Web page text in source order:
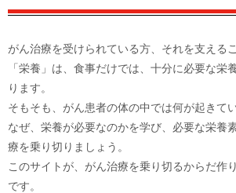
がん治療を受けられている方、それを支える
「栄養」は、食事だけでは、十分に必要な栄
ります。
そもそも、がん患者の体の中では何が起きて
なぜ、栄養が必要なのかを学び、必要な栄養
療を乗り切りましょう。
このサイトが、がん治療を乗り切るからだ作
です。